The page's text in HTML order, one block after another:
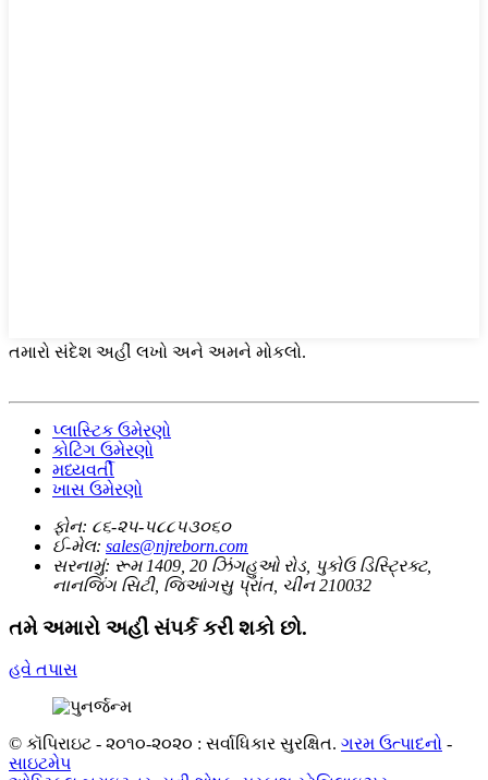
તમારો સંદેશ અહીં લખો અને અમને મોકલો.
પ્લાસ્ટિક ઉમેરણો
કોટિંગ ઉમેરણો
મધ્યવર્તી
ખાસ ઉમેરણો
ફોન: ૮૬-૨૫-૫૮૮૫૩૦૬૦
ઈ-મેલ: sales@njreborn.com
સરનામું: રૂમ 1409, 20 ઝિંગહુઓ રોડ, પુકોઉ ડિસ્ટ્રિક્ટ,
નાનજિંગ સિટી, જિઆંગસુ પ્રાંત, ચીન 210032
તમે અમારો અહીં સંપર્ક કરી શકો છો.
હવે તપાસ
© કૉપિરાઇટ - ૨૦૧૦-૨૦૨૦ : સર્વાધિકાર સુરક્ષિત. ગરમ ઉત્પાદનો -
સાઇટમેપ